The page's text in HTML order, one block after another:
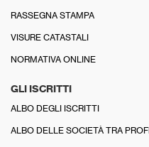
RASSEGNA STAMPA
VISURE CATASTALI
NORMATIVA ONLINE
GLI ISCRITTI
ALBO DEGLI ISCRITTI
ALBO DELLE SOCIETÀ TRA